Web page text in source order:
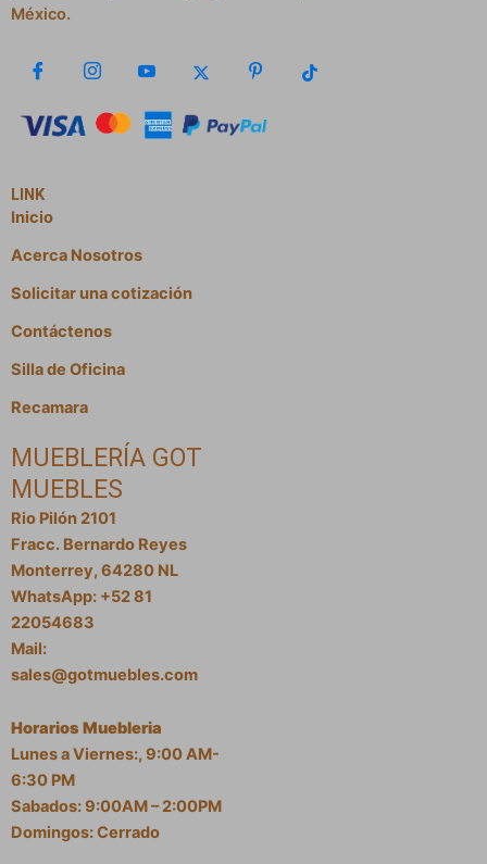
México.
LINK
Inicio
Acerca Nosotros
Solicitar una cotización
Contáctenos
Silla de Oficina
Recamara
MUEBLERÍA GOT
MUEBLES
Rio Pilón 2101
Fracc. Bernardo Reyes
Monterrey, 64280 NL
WhatsApp: +52 81
22054683
Mail:
sales@gotmuebles.com
Horarios Muebleria
Lunes a Viernes:, 9:00 AM-
6:30 PM
Sabados: 9:00AM – 2:00PM
Domingos: Cerrado